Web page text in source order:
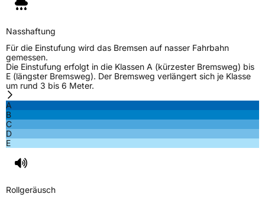
Nasshaftung
Für die Einstufung wird das Bremsen auf nasser Fahrbahn
gemessen.
Die Einstufung erfolgt in die Klassen A (kürzester Bremsweg) bis
E (längster Bremsweg). Der Bremsweg verlängert sich je Klasse
um rund 3 bis 6 Meter.
A
B
C
D
E
Rollgeräusch